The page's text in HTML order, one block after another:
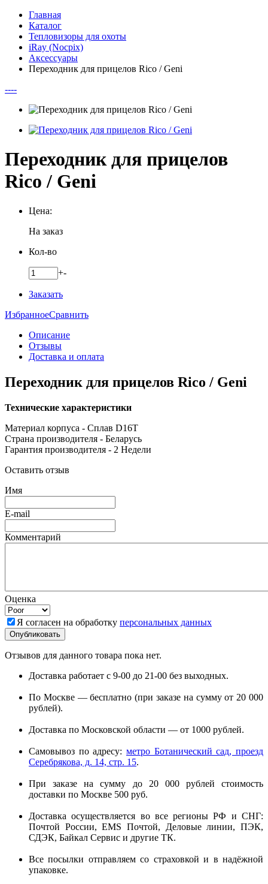
Главная
Каталог
Тепловизоры для охоты
iRay (Nocpix)
Аксессуары
Переходник для прицелов Rico / Geni
----
Переходник для прицелов
Rico / Geni
Цена:
На заказ
Кол-во
+-
Заказать
ИзбранноеСравнить
Описание
Отзывы
Доставка и оплата
Переходник для прицелов Rico / Geni
Технические характеристики
Материал корпуса - Сплав D16T
Страна производителя - Беларусь
Гарантия производителя - 2 Недели
Оставить отзыв
Имя
E-mail
Комментарий
Оценка
Я согласен на обработку персональных данных
Отзывов для данного товара пока нет.
Доставка работает с 9-00 до 21-00 без выходных.
По Москве — бесплатно (при заказе на сумму от 20 000
рублей).
Доставка по Московской области — от 1000 рублей.
Самовывоз по адресу: метро Ботанический сад, проезд
Серебрякова, д. 14, стр. 15.
При заказе на сумму до 20 000 рублей стоимость
доставки по Москве 500 руб.
Доставка осуществляется во все регионы РФ и СНГ:
Почтой России, EMS Почтой, Деловые линии, ПЭК,
СДЭК, Байкал Сервис и другие ТК.
Все посылки отправляем со страховкой и в надёжной
упаковке.